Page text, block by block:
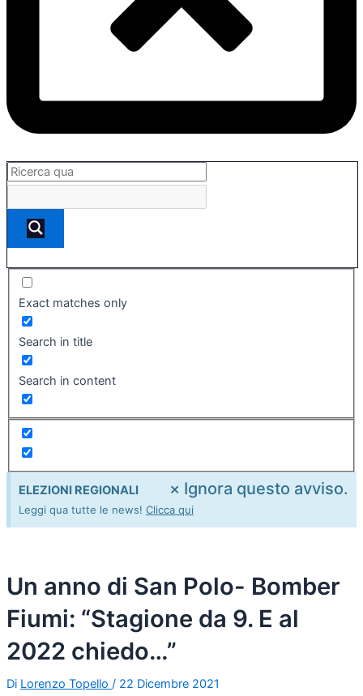
Exact matches only
Search in title
Search in content
ELEZIONI REGIONALI
Leggi qua tutte le news! Clicca qui
× Ignora questo avviso.
Un anno di San Polo- Bomber
Fiumi: “Stagione da 9. E al
2022 chiedo…”
Di Lorenzo Topello / 22 Dicembre 2021